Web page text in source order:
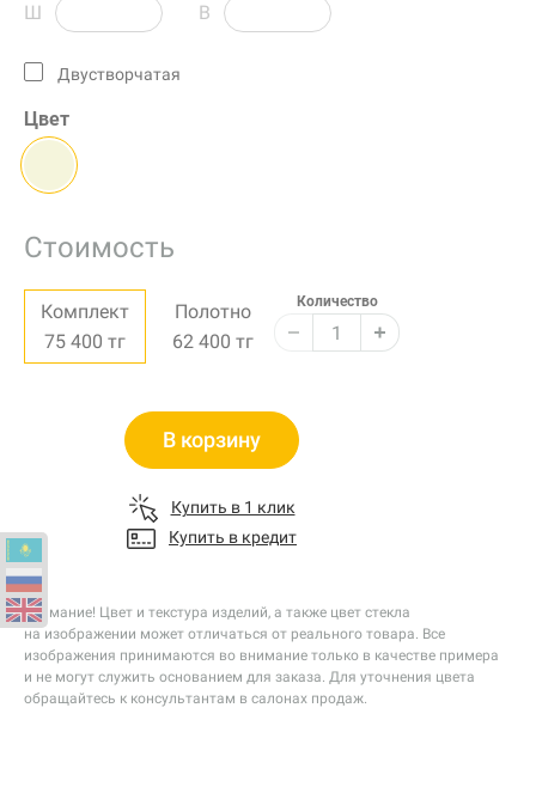
Ш
В
Двустворчатая
Цвет
Стоимость
Комплект
75 400 тг
Полотно
62 400 тг
Количество
В корзину
Купить в 1 клик
Купить в кредит
Внимание! Цвет и текстура изделий, а также цвет стекла
на изображении может отличаться от реального товара. Все
изображения принимаются во внимание только в качестве примера
и не могут служить основанием для заказа. Для уточнения цвета
обращайтесь к консультантам в салонах продаж.